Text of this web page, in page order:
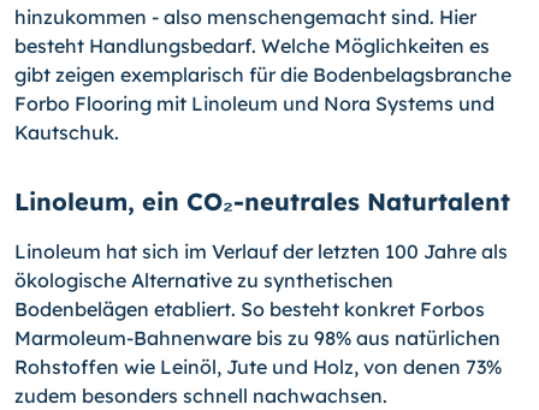
hinzukommen - also menschengemacht sind. Hier
besteht Handlungsbedarf. Welche Möglichkeiten es
gibt zeigen exemplarisch für die Bodenbelagsbranche
Forbo Flooring mit Linoleum und Nora Systems und
Kautschuk.
Linoleum, ein CO₂-neutrales Naturtalent
Linoleum hat sich im Verlauf der letzten 100 Jahre als
ökologische Alternative zu synthetischen
Bodenbelägen etabliert. So besteht konkret Forbos
Marmoleum-Bahnenware bis zu 98% aus natürlichen
Rohstoffen wie Leinöl, Jute und Holz, von denen 73%
zudem besonders schnell nachwachsen.